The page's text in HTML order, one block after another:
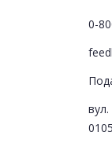
0-